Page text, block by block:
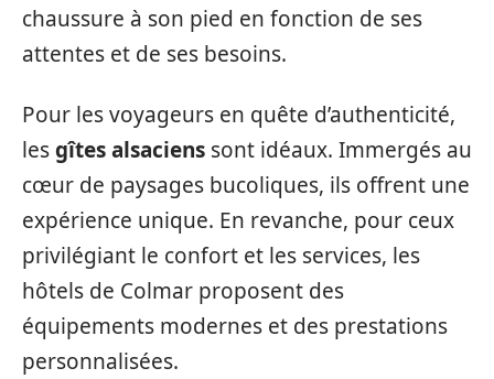
chaussure à son pied en fonction de ses
attentes et de ses besoins.
Pour les voyageurs en quête d’authenticité,
lesgîtes alsaciens sont idéaux. Immergés au
cœur de paysages bucoliques, ils offrent une
expérience unique. En revanche, pour ceux
privilégiant le confort et les services, les
hôtels de Colmar proposent des
équipements modernes et des prestations
personnalisées.